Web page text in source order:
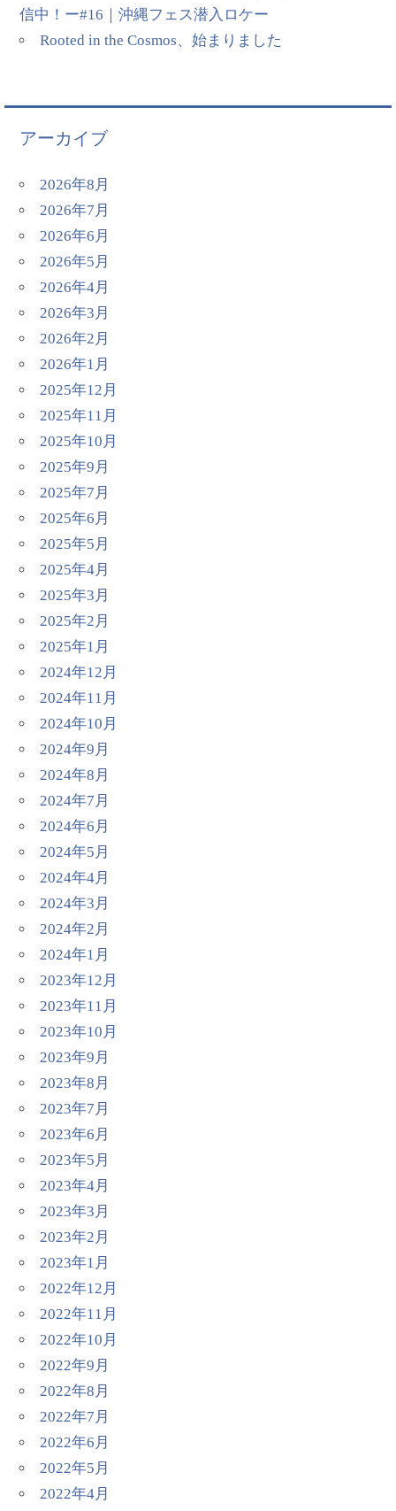
信中！ー#16｜沖縄フェス潜入ロケー
Rooted in the Cosmos、始まりました
アーカイブ
2026年8月
2026年7月
2026年6月
2026年5月
2026年4月
2026年3月
2026年2月
2026年1月
2025年12月
2025年11月
2025年10月
2025年9月
2025年7月
2025年6月
2025年5月
2025年4月
2025年3月
2025年2月
2025年1月
2024年12月
2024年11月
2024年10月
2024年9月
2024年8月
2024年7月
2024年6月
2024年5月
2024年4月
2024年3月
2024年2月
2024年1月
2023年12月
2023年11月
2023年10月
2023年9月
2023年8月
2023年7月
2023年6月
2023年5月
2023年4月
2023年3月
2023年2月
2023年1月
2022年12月
2022年11月
2022年10月
2022年9月
2022年8月
2022年7月
2022年6月
2022年5月
2022年4月